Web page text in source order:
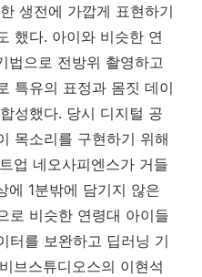
생전에 가깝게 표현하기
했다. 아이와 비슷한 연
법으로 전방위 촬영하고
특유의 표정과 몸짓 데이
성했다. 당시 디지털 공
목소리를 구현하기 위해
업 네오사피엔스가 거들
에 1분밖에 담기지 않은
로 비슷한 연령대 아이들
터를 보완하고 딥러닝 기
브스튜디오스의 이현석